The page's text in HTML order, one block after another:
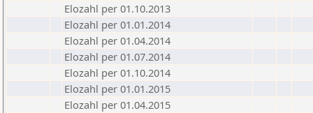
Elozahl per 01.10.2013
Elozahl per 01.01.2014
Elozahl per 01.04.2014
Elozahl per 01.07.2014
Elozahl per 01.10.2014
Elozahl per 01.01.2015
Elozahl per 01.04.2015